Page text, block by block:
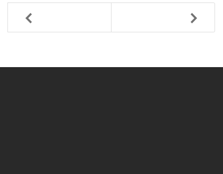
Назад Вперед